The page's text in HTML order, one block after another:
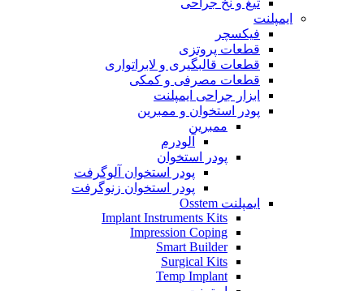
تیغ و نخ جراحی
ایمپلنت
فیکسچر
قطعات پروتزی
قطعات قالبگیری و لابراتواری
قطعات مصرفی و کمکی
ابزار جراحی ایمپلنت
پودر استخوان و ممبرین
ممبرین
آلودرم
پودر استخوان
پودر استخوان آلوگرفت
پودر استخوان زنوگرفت
ایمپلنت Osstem
Implant Instruments Kits
Impression Coping
Smart Builder
Surgical Kits
Temp Implant